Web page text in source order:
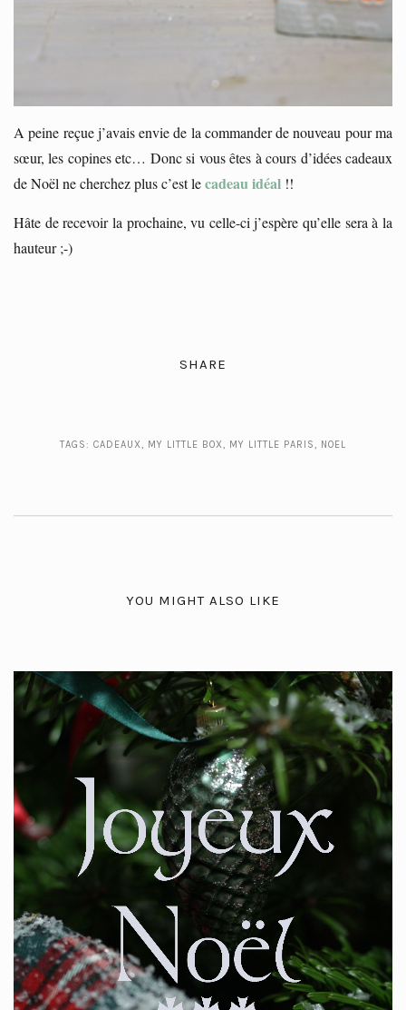
A peine reçue j’avais envie de la commander de nouveau pour ma
sœur, les copines etc… Donc si vous êtes à cours d’idées cadeaux
de Noël ne cherchez plus c’est lecadeau idéal !!
Hâte de recevoir la prochaine, vu celle-ci j’espère qu’elle sera à la
hauteur ;-)
SHARE
TAGS: CADEAUX, MY LITTLE BOX, MY LITTLE PARIS, NOEL
YOU MIGHT ALSO LIKE